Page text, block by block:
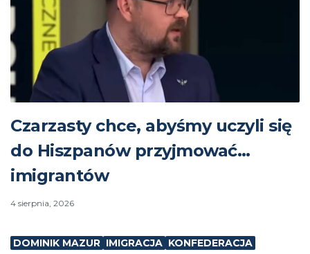
Czarzasty chce, abyśmy uczyli się
do Hiszpanów przyjmować…
imigrantów
4 sierpnia, 2026
DOMINIK MAZUR IMIGRACJA KONFEDERACJA